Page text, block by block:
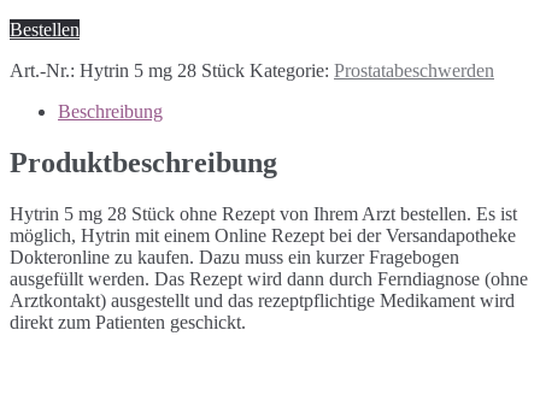
Bestellen
Art.-Nr.: Hytrin 5 mg 28 Stück Kategorie: Prostatabeschwerden
Beschreibung
Produktbeschreibung
Hytrin 5 mg 28 Stück ohne Rezept von Ihrem Arzt bestellen. Es ist
möglich, Hytrin mit einem Online Rezept bei der Versandapotheke
Dokteronline zu kaufen. Dazu muss ein kurzer Fragebogen
ausgefüllt werden. Das Rezept wird dann durch Ferndiagnose (ohne
Arztkontakt) ausgestellt und das rezeptpflichtige Medikament wird
direkt zum Patienten geschickt.